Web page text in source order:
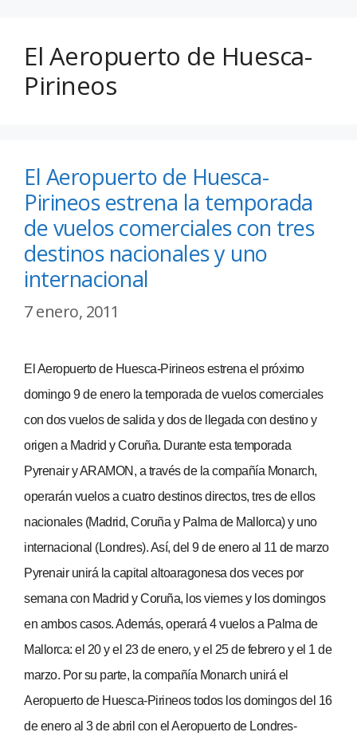
El Aeropuerto de Huesca-
Pirineos
El Aeropuerto de Huesca-
Pirineos estrena la temporada
de vuelos comerciales con tres
destinos nacionales y uno
internacional
7 enero, 2011
El Aeropuerto de Huesca-Pirineos estrena el próximo
domingo 9 de enero la temporada de vuelos comerciales
con dos vuelos de salida y dos de llegada con destino y
origen a Madrid y Coruña. Durante esta temporada
Pyrenair y ARAMON, a través de la compañía Monarch,
operarán vuelos a cuatro destinos directos, tres de ellos
nacionales (Madrid, Coruña y Palma de Mallorca) y uno
internacional (Londres). Así, del 9 de enero al 11 de marzo
Pyrenair unirá la capital altoaragonesa dos veces por
semana con Madrid y Coruña, los viernes y los domingos
en ambos casos. Además, operará 4 vuelos a Palma de
Mallorca: el 20 y el 23 de enero, y el 25 de febrero y el 1 de
marzo. Por su parte, la compañía Monarch unirá el
Aeropuerto de Huesca-Pirineos todos los domingos del 16
de enero al 3 de abril con el Aeropuerto de Londres-